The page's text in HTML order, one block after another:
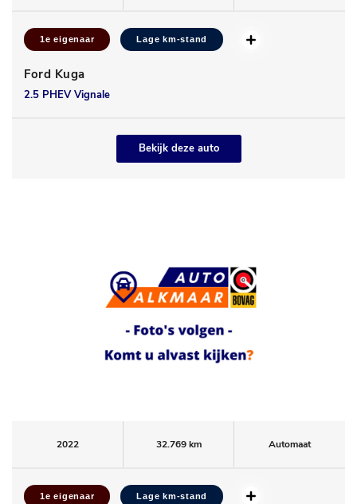
1e eigenaar Lage km-stand
Ford Kuga
2.5 PHEV Vignale
Bekijk deze auto
2022 32.769 km Automaat
1e eigenaar Lage km-stand